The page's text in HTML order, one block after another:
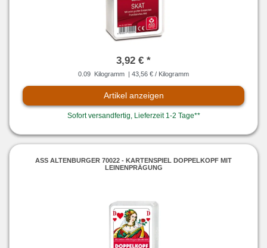
3,92 € *
0.09 Kilogramm | 43,56 € / Kilogramm
Artikel anzeigen
Sofort versandfertig, Lieferzeit 1-2 Tage**
ASS ALTENBURGER 70022 - KARTENSPIEL DOPPELKOPF MIT
LEINENPRÄGUNG